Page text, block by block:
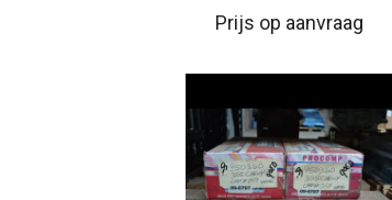
Prijs op aanvraag